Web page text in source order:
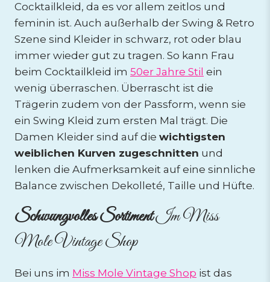
Cocktailkleid, da es vor allem zeitlos und
feminin ist. Auch außerhalb der Swing & Retro
Szene sind Kleider in schwarz, rot oder blau
immer wieder gut zu tragen. So kann Frau
beim Cocktailkleid im 50er Jahre Stil ein
wenig überraschen. Überrascht ist die
Trägerin zudem von der Passform, wenn sie
ein Swing Kleid zum ersten Mal trägt. Die
Damen Kleider sind auf die wichtigsten
weiblichen Kurven zugeschnitten und
lenken die Aufmerksamkeit auf eine sinnliche
Balance zwischen Dekolleté, Taille und Hüfte.
Schwungvolles SortimentIm Miss
Mole Vintage Shop
Bei uns im Miss Mole Vintage Shop ist das